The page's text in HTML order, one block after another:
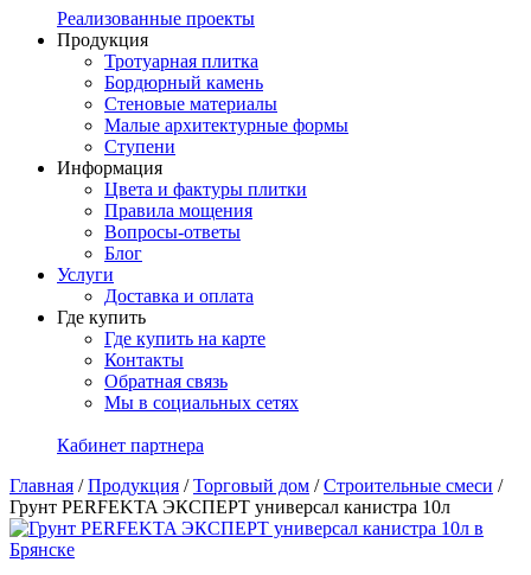
Реализованные проекты
Продукция
Тротуарная плитка
Бордюрный камень
Стеновые материалы
Малые архитектурные формы
Ступени
Информация
Цвета и фактуры плитки
Правила мощения
Вопросы-ответы
Блог
Услуги
Доставка и оплата
Где купить
Где купить на карте
Контакты
Обратная связь
Мы в социальных сетях
Кабинет партнера
Главная /Продукция /Торговый дом /Строительные смеси /
Грунт PERFEKTA ЭКСПЕРТ универсал канистра 10л